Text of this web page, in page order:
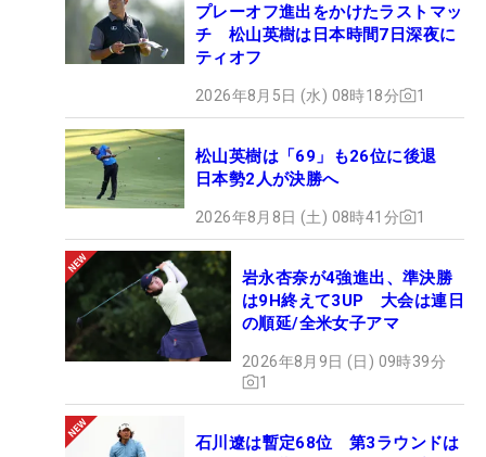
プレーオフ進出をかけたラストマッ
チ 松山英樹は日本時間7日深夜に
ティオフ
2026年8月5日 (水) 08時18分 1
松山英樹は「69」も26位に後退
日本勢2人が決勝へ
2026年8月8日 (土) 08時41分 1
岩永杏奈が4強進出、準決勝
は9H終えて3UP 大会は連日
の順延/全米女子アマ
2026年8月9日 (日) 09時39分
1
石川遼は暫定68位 第3ラウンドは